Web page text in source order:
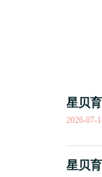
星贝
2026-07-
星贝